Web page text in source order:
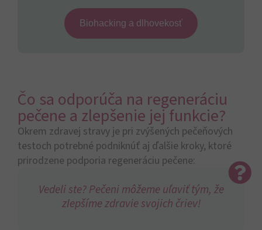
Biohacking a dlhovekosť
Čo sa odporúča na regeneráciu
pečene a zlepšenie jej funkcie?
Okrem zdravej stravy je pri zvýšených pečeňových
testoch potrebné podniknúť aj ďalšie kroky, ktoré
prirodzene podporia regeneráciu pečene:
Vedeli ste? Pečeni môžeme uľaviť tým, že
zlepšíme zdravie svojich čriev!